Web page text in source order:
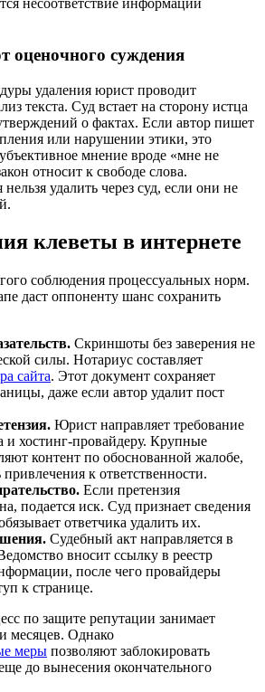
несоответствие информации
оценочного суждения
удаления юрист проводит
текста. Суд встает на сторону истца
о фактах. Если автор пишет
или нарушении этики, это
мнение вроде «мне не
относит к свободе слова.
удалить через суд, если они не
клеветы в интернете
соблюдения процессуальных норм.
даст оппоненту шанс сохранить
Скриншоты без заверения не
силы. Нотариус составляет
сайта. Этот документ сохраняет
даже если автор удалит пост
Юрист направляет требование
и хостинг-провайдеру. Крупные
контент по обоснованной жалобе,
к ответственности.
Если претензия
подается иск. Суд признает сведения
ответчика удалить их.
Судебный акт направляется в
вносит ссылку в реестр
после чего провайдеры
к странице.
по защите репутации занимает
месяцев. Однако
меры позволяют заблокировать
до вынесения окончательного